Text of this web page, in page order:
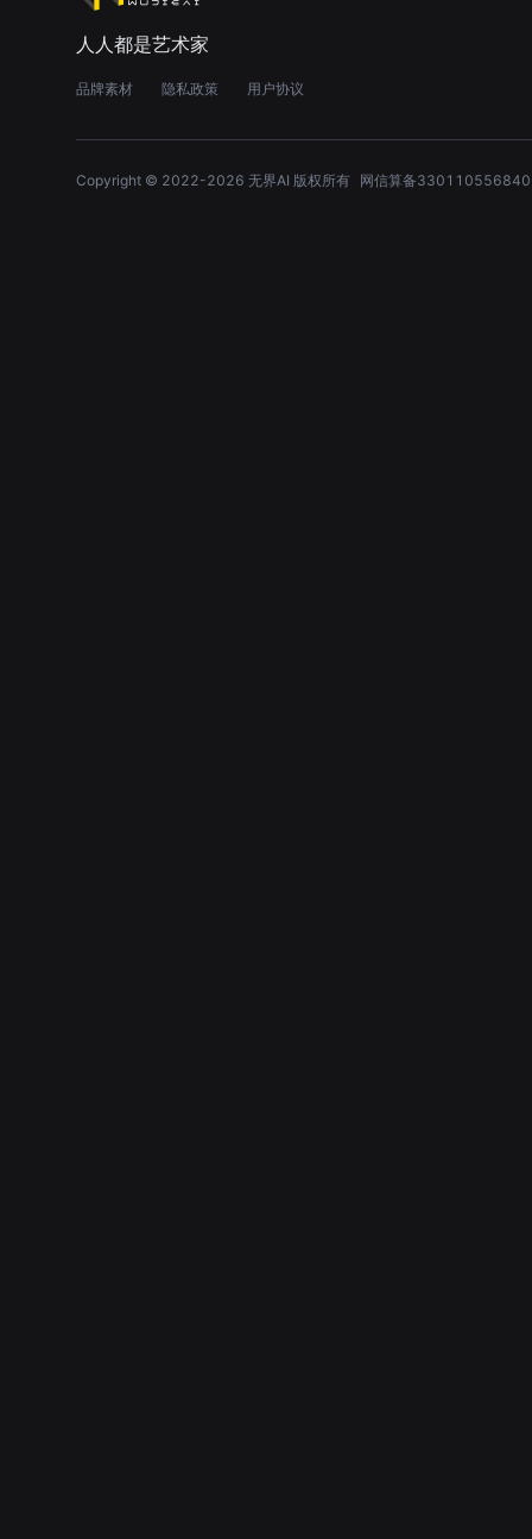
人人都是艺术家
品牌素材 隐私政策 用户协议
Copyright © 2022-2026 无界AI 版权所有 网信算备